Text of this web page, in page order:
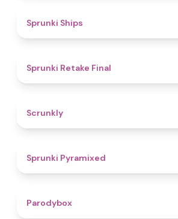
Sprunki Ships
Sprunki Retake Final
Scrunkly
Sprunki Pyramixed
Parodybox